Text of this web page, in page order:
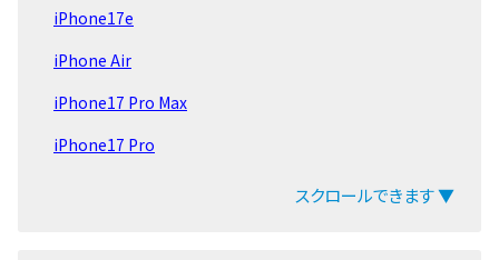
iPhone17e
iPhone Air
iPhone17 Pro Max
iPhone17 Pro
スクロールできます ▼